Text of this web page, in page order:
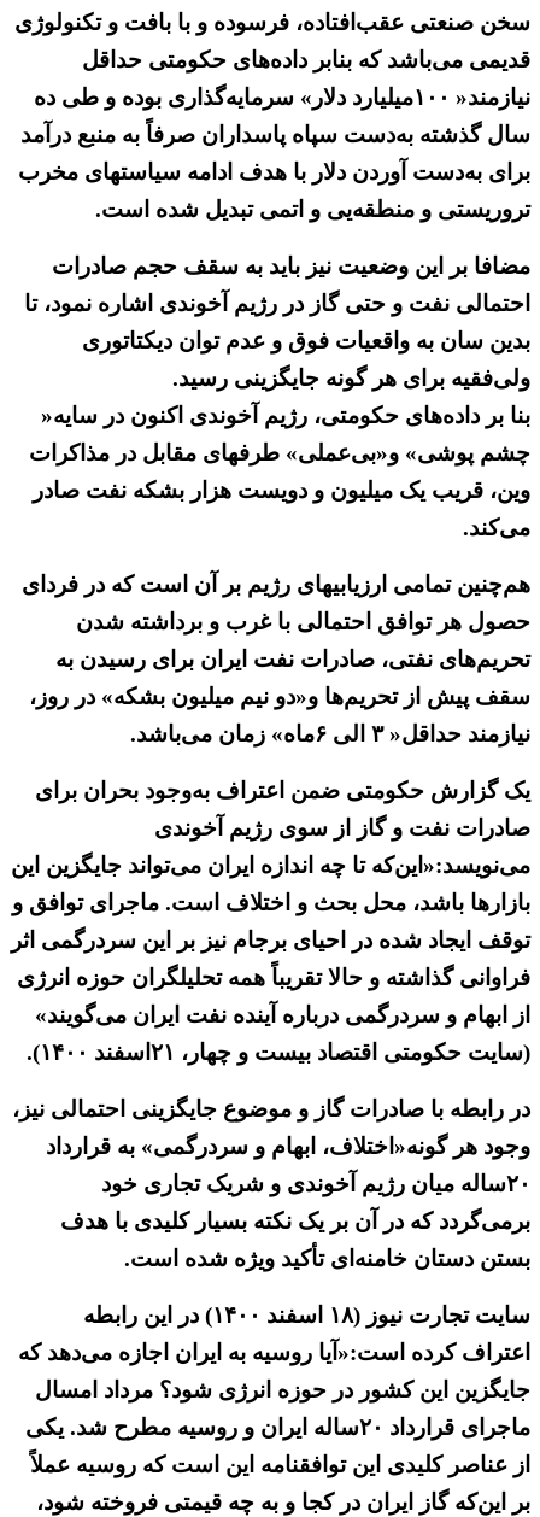
سخن صنعتی عقب‌افتاده، فرسوده و با بافت و تکنولوژی
قدیمی می‌باشد که بنابر داده‌های حکومتی حداقل
نیازمند« ۱۰۰میلیارد دلار» سرمایه‌گذاری بوده و طی ده
سال گذشته به‌دست سپاه پاسداران صرفاً به منبع درآمد
برای به‌دست آوردن دلار با هدف ادامه سیاستهای مخرب
تروریستی و منطقه‌یی و اتمی تبدیل شده است.
مضافا بر این وضعیت نیز باید به سقف حجم صادرات
احتمالی نفت و حتی گاز در رژیم آخوندی اشاره نمود، تا
بدین سان به واقعیات فوق و عدم توان دیکتاتوری
ولی‌فقیه برای هر گونه جایگزینی رسید.
بنا بر داده‌های حکومتی، رژیم آخوندی اکنون در سایه«
چشم پوشی» و«بی‌عملی» طرفهای مقابل در مذاکرات
وین، قریب یک میلیون و دویست هزار بشکه نفت صادر
می‌کند.
هم‌چنین تمامی ارزیابیهای رژیم بر آن است که در فردای
حصول هر توافق احتمالی با غرب و برداشته شدن
تحریم‌های نفتی، صادرات نفت ایران برای رسیدن به
سقف پیش از تحریم‌ها و«دو نیم میلیون بشکه» در روز،
نیازمند حداقل« ۳ الی ۶ماه» زمان می‌باشد.
یک گزارش حکومتی ضمن اعتراف به‌وجود بحران برای
صادرات نفت و گاز از سوی رژیم آخوندی
می‌نویسد:«این‌که تا چه اندازه ایران می‌تواند جایگزین این
بازارها باشد، محل بحث و اختلاف است. ماجرای توافق و
توقف ایجاد شده در احیای برجام نیز بر این سردرگمی اثر
فراوانی گذاشته و حالا تقریباً همه تحلیلگران حوزه انرژی
از ابهام و سردرگمی درباره آینده نفت ایران می‌گویند»
(سایت حکومتی اقتصاد بیست و چهار، ۲۱اسفند ۱۴۰۰).
در رابطه با صادرات گاز و موضوع جایگزینی احتمالی نیز،
وجود هر گونه«اختلاف، ابهام و سردرگمی» به قرارداد
۲۰ساله میان رژیم آخوندی و شریک تجاری خود
برمی‌گردد که در آن بر یک نکته بسیار کلیدی با هدف
بستن دستان خامنه‌ای تأکید ویژه شده است.
سایت تجارت نیوز (۱۸ اسفند ۱۴۰۰) در این رابطه
اعتراف کرده است:«آیا روسیه به ایران اجازه می‌دهد که
جایگزین این کشور در حوزه انرژی شود؟ مرداد امسال
ماجرای قرارداد ۲۰ساله ایران و روسیه مطرح شد. یکی
از عناصر کلیدی این توافقنامه این است که روسیه عملاً
بر این‌که گاز ایران در کجا و به چه قیمتی فروخته شود،